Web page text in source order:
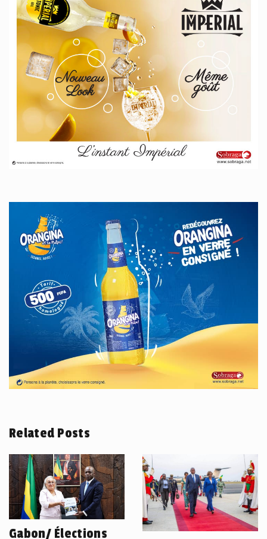
Related Posts
Gabon/ Élections